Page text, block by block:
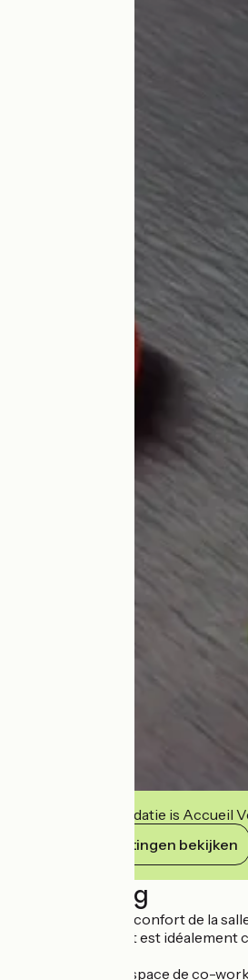
Deze accommodatie is
Haar verplichtingen bekijken
Beschrijving
Venez profiter du confort de la
Cet établissement est idéalement
NOUVEAU ! Un espace de co-